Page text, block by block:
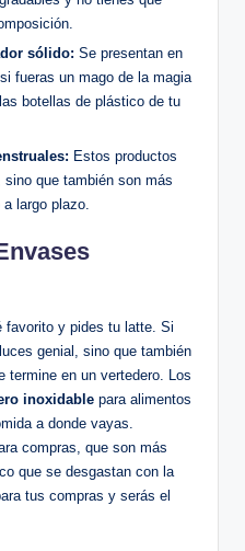
sólido: Se presentan en
fueras un mago de la magia
botellas de plástico de tu
Estos productos
que también son más
largo plazo.
favorito y pides tu latte. Si
genial, sino que también
termine en un vertedero. Los
inoxidable para alimentos
a donde vayas.
compras, que son más
que se desgastan con la
tus compras y serás el